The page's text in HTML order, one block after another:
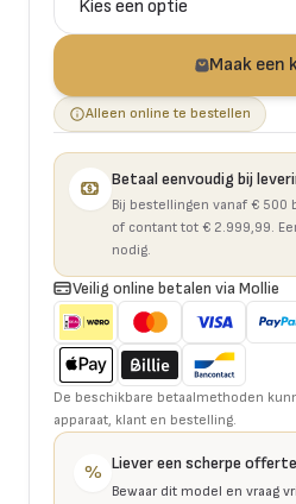
Maak een
Alleen online te bestellen
Betaal eenvoudig bij
Bij bestellingen vanaf €
of contant tot € 2.999,99.
nodig.
Veilig online betalen via Mollie
De beschikbare betaalmethoden
apparaat, klant en bestelling.
% Liever een scherpe
Bewaar dit model en vraag